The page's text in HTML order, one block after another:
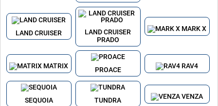
LAND CRUISER
LAND CRUISER
PRADO
MARK X
MATRIX
PROACE
RAV4
SEQUOIA TUNDRA
VENZA